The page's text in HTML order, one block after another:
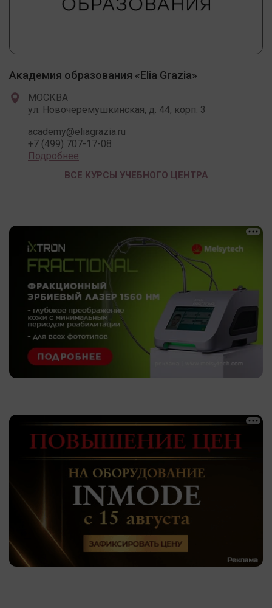
Академия образования «Elia Grazia»
МОСКВА
ул. Новочеремушкинская, д. 44, корп. 3
academy@eliagrazia.ru
+7 (499) 707-17-08
Подробнее
ВСЕ КУРСЫ УЧЕБНОГО ЦЕНТРА